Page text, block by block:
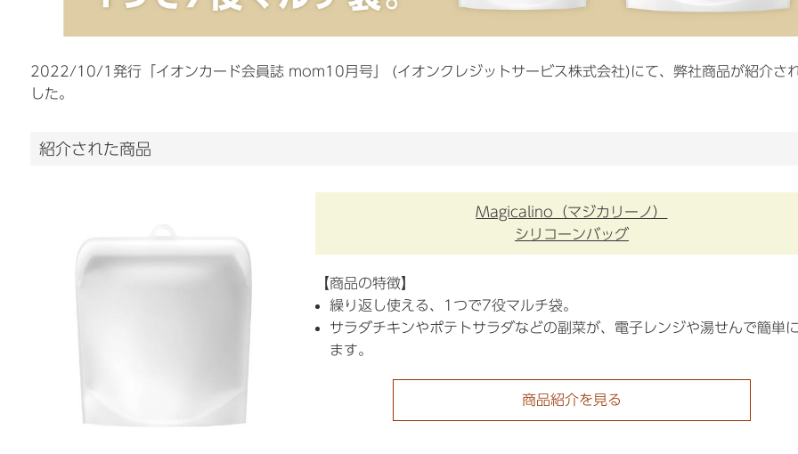
2022/10/1発行「イオンカード会員誌 mom10月号」 (イオンクレジットサービス株式会社)にて、弊社商品が紹介さ
した。
紹介された商品
Magicalino（マジカリーノ）
シリコーンバッグ
【商品の特徴】
繰り返し使える、1つで7役マルチ袋。
サラダチキンやポテトサラダなどの副菜が、電子レンジや湯せんで簡単
ます。
商品紹介を見る